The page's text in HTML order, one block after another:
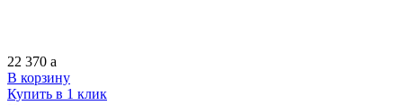
22 370 a
В корзину
Купить в 1 клик